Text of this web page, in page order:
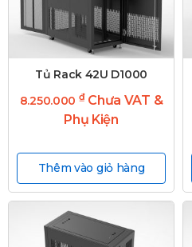
Tủ Rack 42U D1000
8.250.000 ₫Chưa VAT &
Phụ Kiện
Thêm vào giỏ hàng